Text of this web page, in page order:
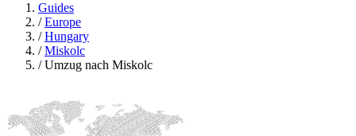
Guides
/Europe
/Hungary
/Miskolc
/Umzug nach Miskolc